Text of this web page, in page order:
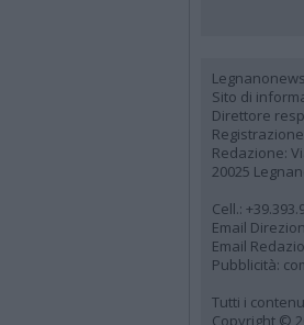
Sito di
Direttore
Redazione:
20025
Cell.:
Email
Email
Pubblicità:
Tutti i
Copyright ©